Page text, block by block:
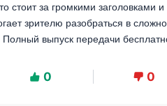
стоит за громкими заголовками
зрителю разобраться в
выпуск передачи
0 0